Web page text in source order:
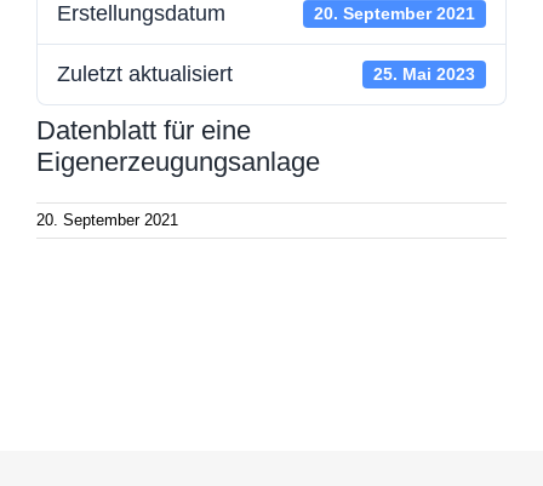
Erstellungsdatum 20. September 2021
Zuletzt aktualisiert 25. Mai 2023
Datenblatt für eine
Eigenerzeugungsanlage
20. September 2021